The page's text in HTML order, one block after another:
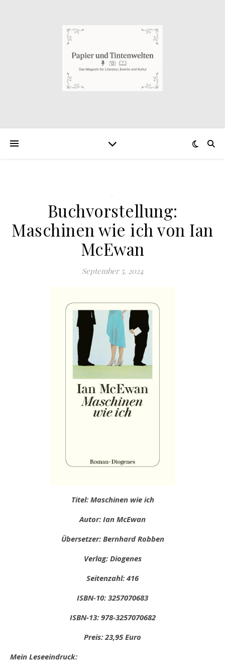
.
Buchvorstellung:
Maschinen wie ich von Ian
McEwan
September 5, 2024
Titel: Maschinen wie ich
Autor: Ian McEwan
Übersetzer: Bernhard Robben
Verlag: Diogenes
Seitenzahl: 416
ISBN-10: ‎3257070683
ISBN-13: 978-3257070682
Preis: 23,95 Euro
Mein Leseeindruck: